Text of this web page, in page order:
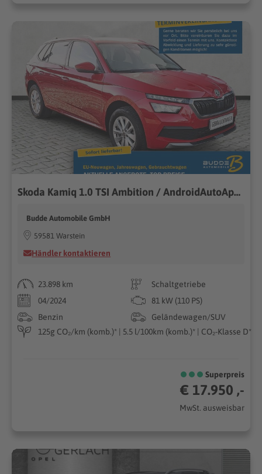
Skoda Kamiq 1.0 TSI Ambition / AndroidAutoAppleCarPlay
Budde Automobile GmbH
59581 Warstein
Händler kontaktieren
23.898 km
Schaltgetriebe
04/2024
81 kW (110 PS)
Benzin
Geländewagen/SUV
125g CO₂/km (komb.)* | 5.5 l/100km (komb.)* | CO₂-Klasse D*
Superpreis
€ 17.950 ,-
MwSt. ausweisbar